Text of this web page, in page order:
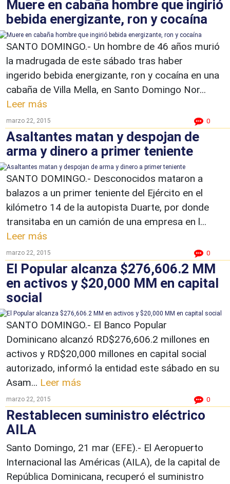
Muere en cabaña hombre que ingirió
bebida energizante, ron y cocaína
SANTO DOMINGO.- Un hombre de 46 años murió
la madrugada de este sábado tras haber
ingerido bebida energizante, ron y cocaína en una
cabaña de Villa Mella, en Santo Domingo Nor...
Leer más
marzo 22, 2015 0
Asaltantes matan y despojan de
arma y dinero a primer teniente
SANTO DOMINGO.- Desconocidos mataron a
balazos a un primer teniente del Ejército en el
kilómetro 14 de la autopista Duarte, por donde
transitaba en un camión de una empresa en l...
Leer más
marzo 22, 2015 0
El Popular alcanza $276,606.2 MM
en activos y $20,000 MM en capital
social
SANTO DOMINGO.- El Banco Popular
Dominicano alcanzó RD$276,606.2 millones en
activos y RD$20,000 millones en capital social
autorizado, informó la entidad este sábado en su
Asam... Leer más
marzo 22, 2015 0
Restablecen suministro eléctrico
AILA
Santo Domingo, 21 mar (EFE).- El Aeropuerto
Internacional las Américas (AILA), de la capital de
República Dominicana, recuperó el suministro